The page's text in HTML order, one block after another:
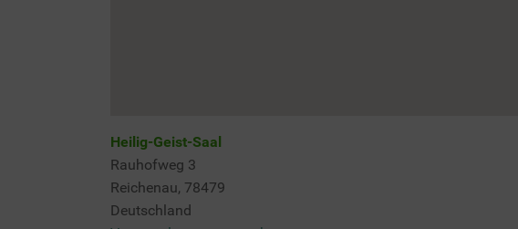
Heilig-Geist-Saal
Rauhofweg 3
Reichenau, 78479
Deutschland